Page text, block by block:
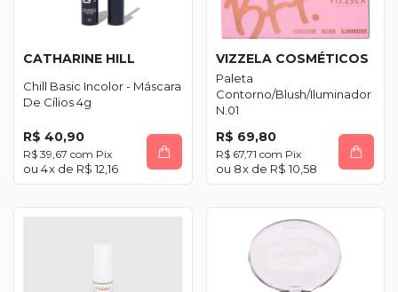
CATHARINE HILL
Chill Basic Incolor - Máscara
De Cílios 4g
R$ 40,90
R$ 39,67 com Pix
4x de R$ 12,16
VIZZELA COSMÉTICOS
Paleta
Contorno/Blush/Iluminador
N.01
R$ 69,80
R$ 67,71 com Pix
8x de R$ 10,58